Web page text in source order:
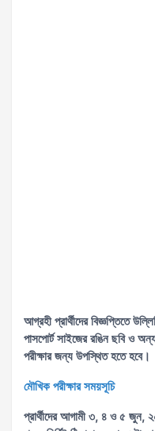
আগ্রহী প্রার্থীদের বিজ্ঞপ্তিতে
পাসপোর্ট সাইজের রঙিন ছবি ও
পরীক্ষার জন্য উপস্থিত হতে হবে।
মৌখিক পরীক্ষার সময়সূচি
প্রার্থীদের আগামী ৩, ৪ ও ৫